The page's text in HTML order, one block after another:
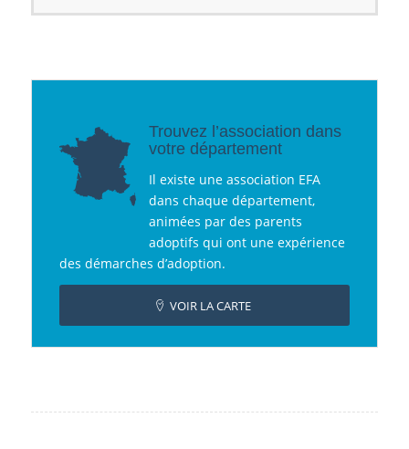
Trouvez l’association dans
votre département
Il existe une association EFA
dans chaque département,
animées par des parents
adoptifs qui ont une expérience
des démarches d’adoption.
VOIR LA CARTE